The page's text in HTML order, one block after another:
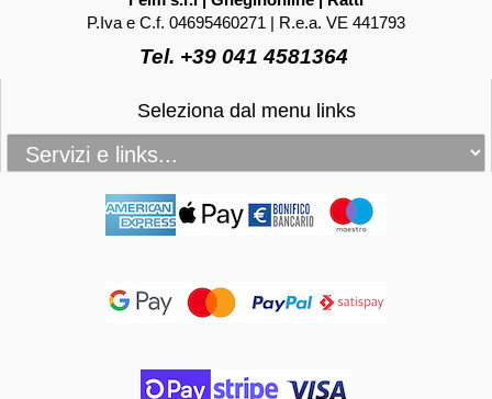
P.Iva e C.f. 04695460271 | R.e.a. VE 441793
Tel. +39 041 4581364
Seleziona dal menu links